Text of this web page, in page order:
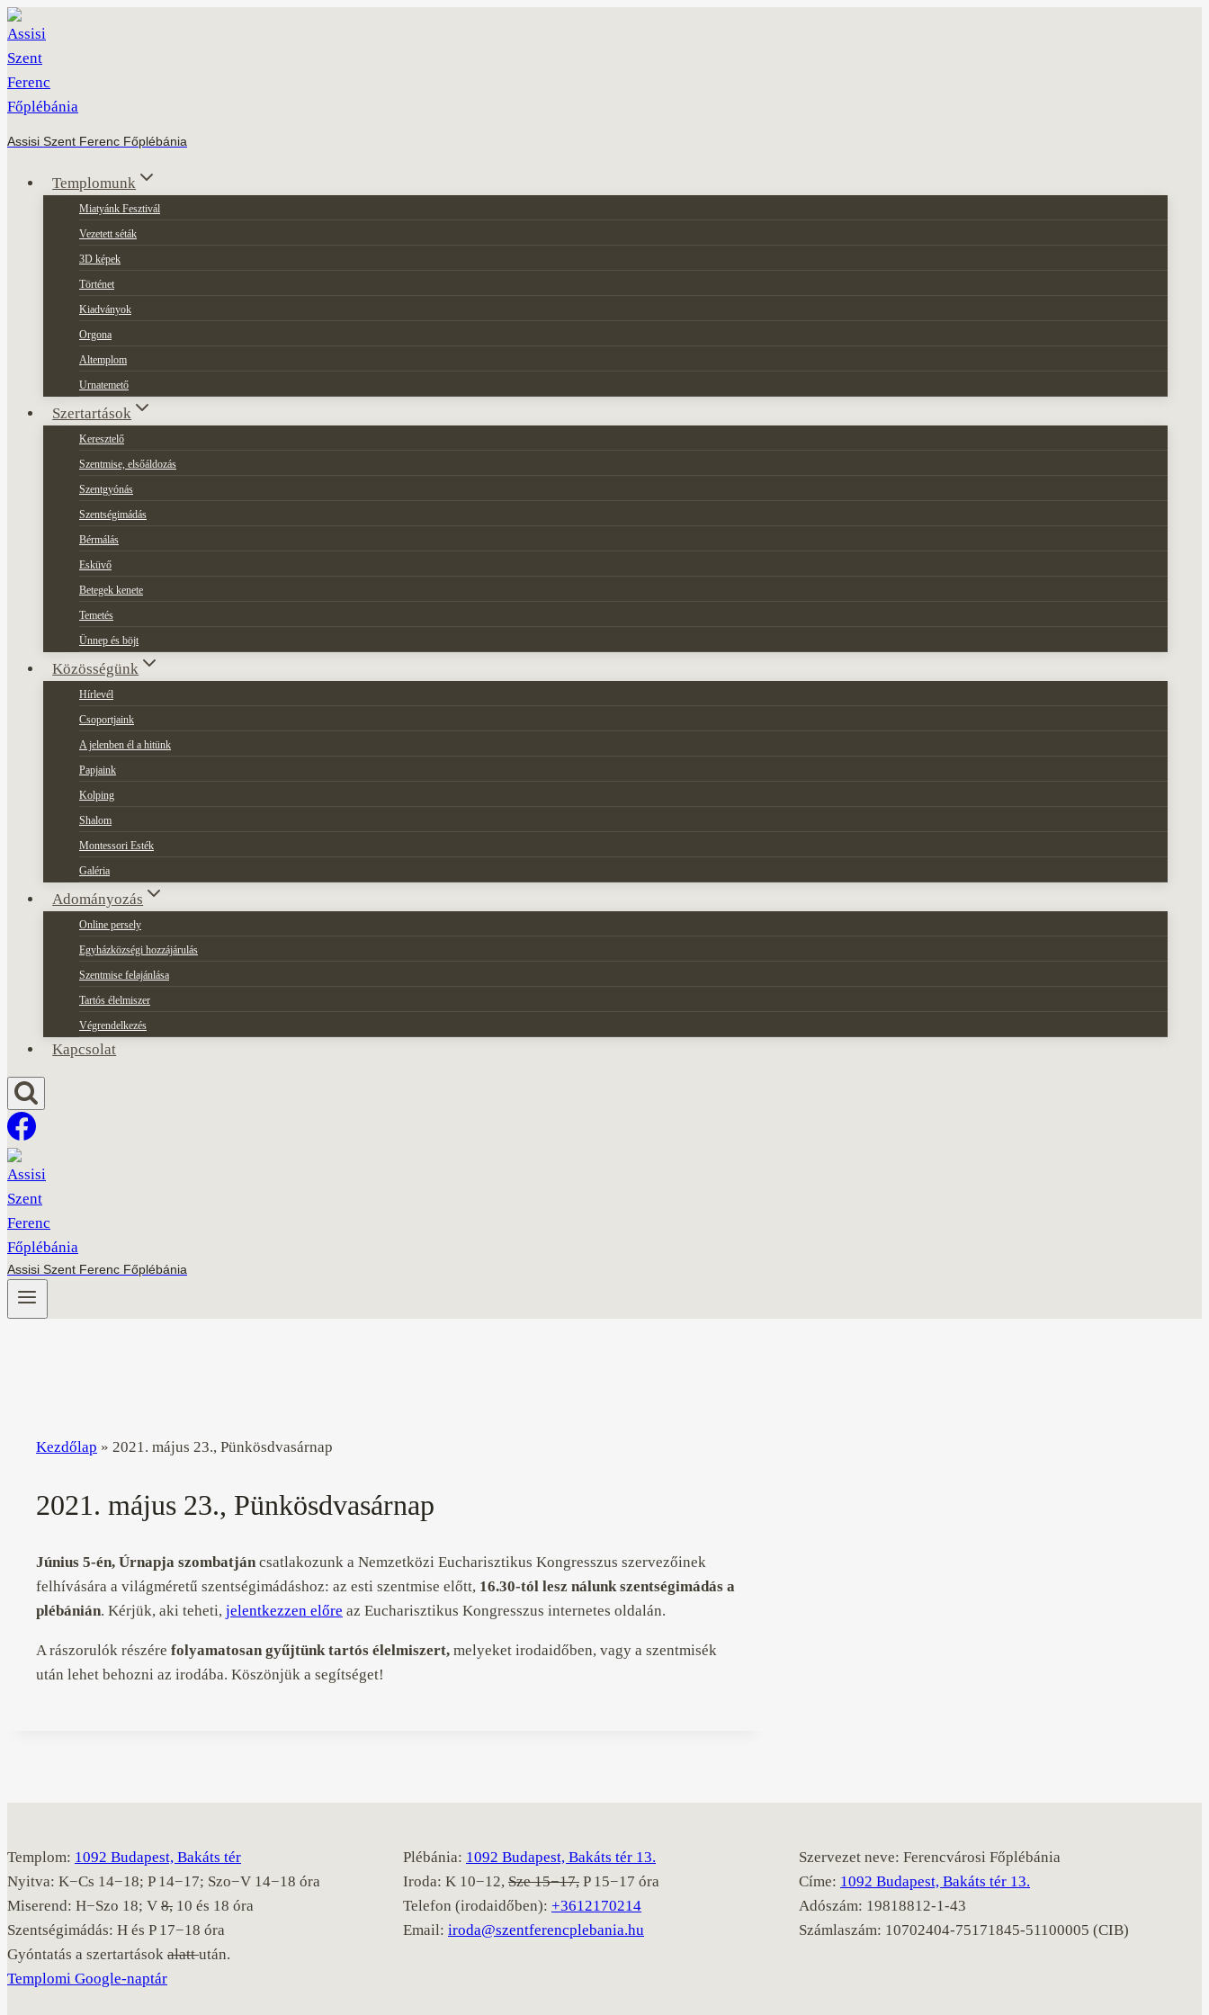
Skip
to
content
Assisi Szent Ferenc Főplébánia
Templomunk
Miatyánk Fesztivál
Vezetett séták
3D képek
Történet
Kiadványok
Orgona
Altemplom
Urnatemető
Szertartások
Keresztelő
Szentmise, elsőáldozás
Szentgyónás
Szentségimádás
Bérmálás
Esküvő
Betegek kenete
Temetés
Ünnep és böjt
Közösségünk
Hírlevél
Csoportjaink
A jelenben él a hitünk
Papjaink
Kolping
Shalom
Montessori Esték
Galéria
Adományozás
Online persely
Egyházközségi hozzájárulás
Szentmise felajánlása
Tartós élelmiszer
Végrendelkezés
Kapcsolat
Assisi Szent Ferenc Főplébánia
Kezdőlap » 2021. május 23., Pünkösdvasárnap
2021. május 23., Pünkösdvasárnap
Június 5-én, Úrnapja szombatján csatlakozunk a Nemzetközi Eucharisztikus Kongresszus szervezőinek
felhívására a világméretű szentségimádáshoz: az esti szentmise előtt, 16.30-tól lesz nálunk szentségimádás a
plébánián. Kérjük, aki teheti, jelentkezzen előre az Eucharisztikus Kongresszus internetes oldalán.
A rászorulók részére folyamatosan gyűjtünk tartós élelmiszert, melyeket irodaidőben, vagy a szentmisék
után lehet behozni az irodába. Köszönjük a segítséget!
Templom: 1092 Budapest, Bakáts tér
Nyitva: K−Cs 14−18; P 14−17; Szo−V 14−18 óra
Miserend: H−Szo 18; V 8, 10 és 18 óra
Szentségimádás: H és P 17−18 óra
Gyóntatás a szertartások alattután.
Templomi Google-naptár
Plébánia: 1092 Budapest, Bakáts tér 13.
Iroda: K 10−12, Sze 15−17, P 15−17 óra
Telefon (irodaidőben): +3612170214
Email: iroda@szentferencplebania.hu
Szervezet neve: Ferencvárosi Főplébánia
Címe: 1092 Budapest, Bakáts tér 13.
Adószám: 19818812-1-43
Számlaszám: 10702404-75171845-51100005 (CIB)